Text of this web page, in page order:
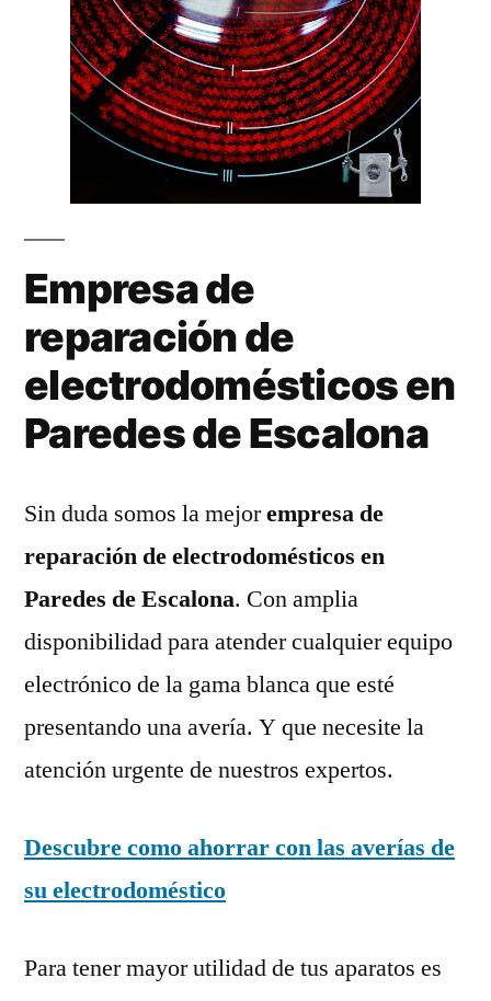
Empresa de
reparación de
electrodomésticos en
Paredes de Escalona
Sin duda somos la mejorempresa de
reparación de electrodomésticos en
Paredes de Escalona. Con amplia
disponibilidad para atender cualquier equipo
electrónico de la gama blanca que esté
presentando una avería. Y que necesite la
atención urgente de nuestros expertos.
Descubre como ahorrar con las averías de
su electrodoméstico
Para tener mayor utilidad de tus aparatos es